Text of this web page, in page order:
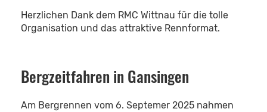
Herzlichen Dank dem RMC Wittnau für die tolle
Organisation und das attraktive Rennformat.
Bergzeitfahren in Gansingen
Am Bergrennen vom 6. Septemer 2025 nahmen